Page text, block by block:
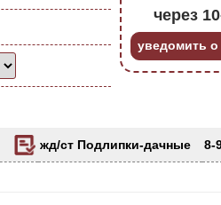
через
уведомить о
жд/ст Подлипки-дачные 8-